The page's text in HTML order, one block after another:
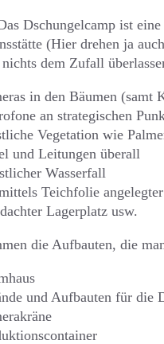
Dschungelcamp ist
(Hier drehen ja
dem Zufall
in den Bäumen (samt
an strategischen
Vegetation wie
und Leitungen überall
Wasserfall
Teichfolie
Lagerplatz usw.
die Aufbauten, die
und Aufbauten für die